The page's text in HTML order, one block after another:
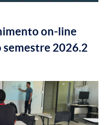
on-line
semestre 2026.2